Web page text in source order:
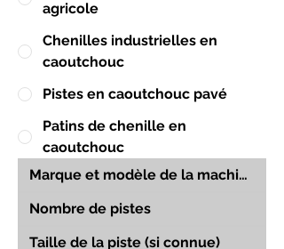
agricole
Chenilles industrielles en
caoutchouc
Pistes en caoutchouc pavé
Patins de chenille en
caoutchouc